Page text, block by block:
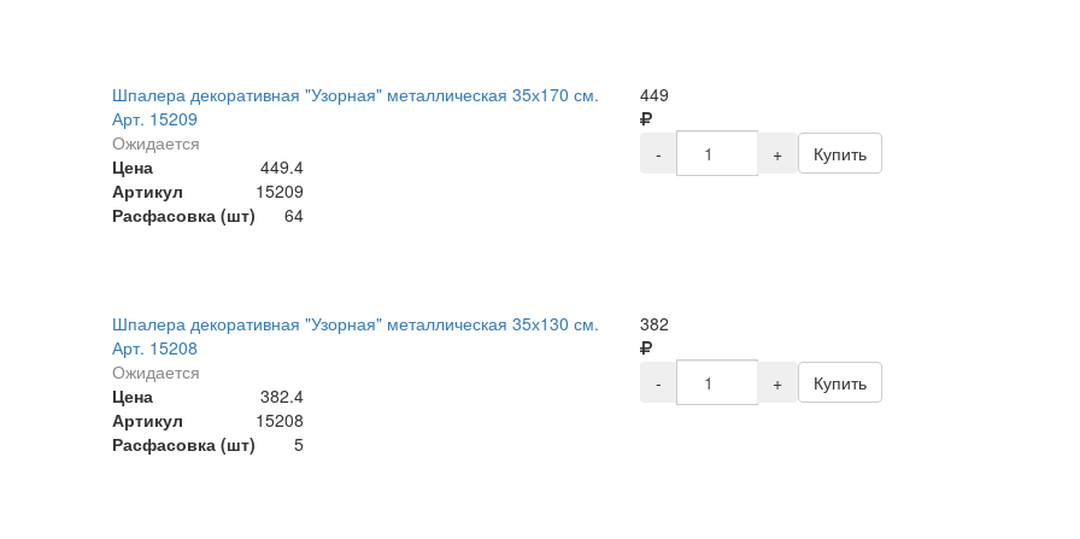
Шпалера декоративная "Узорная" металлическая 35х170 см.
Арт. 15209
Ожидается
Цена
449.4
Артикул
15209
Расфасовка (шт)
64
449
- + Купить
Шпалера декоративная "Узорная" металлическая 35х130 см.
Арт. 15208
Ожидается
Цена
382.4
Артикул
15208
Расфасовка (шт)
5
382
- + Купить